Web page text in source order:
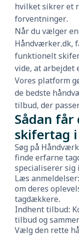
hvilket sikrer et
forventninger.
Når du vælger
Håndværker.dk,
funktionelt
vide, at arbejdet
Vores platform
de bedste
tilbud, der
Sådan
skifertag
Søg på
finde erfarne
specialiserer sig
Læs
om deres
tagdækkere.
Indhent tilbud:
tilbud og
Vælg den rette